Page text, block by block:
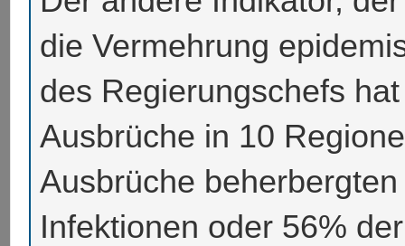
die Vermehrung
des Regierungschefs
Ausbrüche in 10
Ausbrüche
Infektionen oder 56%